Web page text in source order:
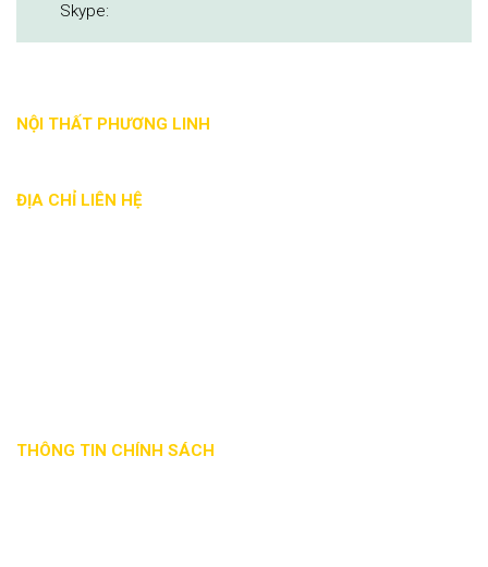
Skype:
NỘI THẤT PHƯƠNG LINH
ĐỊA CHỈ LIÊN HỆ
THÔNG TIN CHÍNH SÁCH